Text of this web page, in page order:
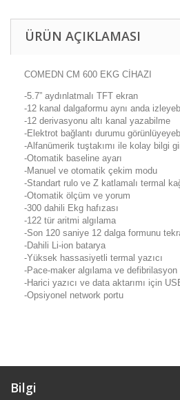
ÜRÜN AÇIKLAMASI
COMEDN CM 600 EKG CİHAZI
-5.7” aydınlatmalı TFT ekran
-12 kanal dalgaformu aynı anda
-12 derivasyonu altı kanal yazabilme
-Elektrot bağlantı durumu
-Alfanümerik tuştakımı ile kolay bilgi
-Otomatik baseline ayarı
-Manuel ve otomatik çekim modu
-Standart rulo ve Z katlamalı termal
-Otomatik ölçüm ve yorum
-300 dahili Ekg hafızası
-122 tür aritmi algılama
-Son 120 saniye 12 dalga formunu
-Dahili Li-ion batarya
-Yüksek hassasiyetli termal yazıcı
-Pace-maker algılama ve defibrilasyon
-Harici yazıcı ve data aktarımı için
-Opsiyonel network portu
Bilgi